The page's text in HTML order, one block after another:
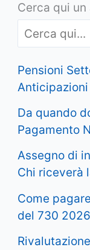
Cerca qui
Pensioni
Anticipazioni
Da quando
Pagamento
Assegno di
Chi riceverà
Come
del 730